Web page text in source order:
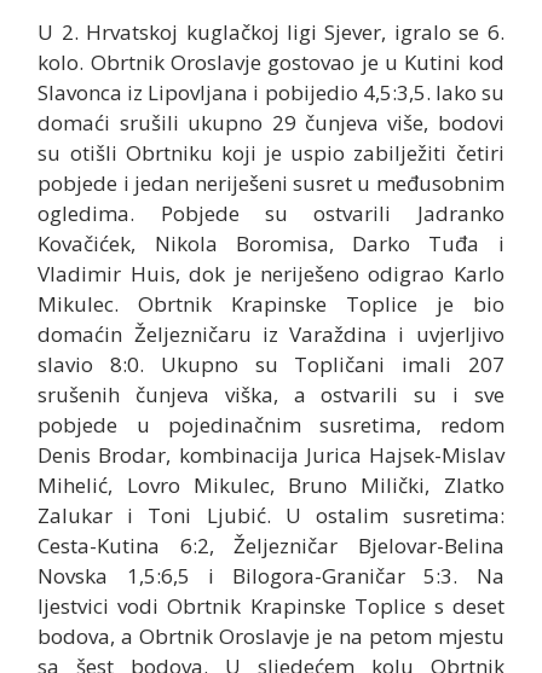
U 2. Hrvatskoj kuglačkoj ligi Sjever, igralo se 6.
kolo. Obrtnik Oroslavje gostovao je u Kutini kod
Slavonca iz Lipovljana i pobijedio 4,5:3,5. Iako su
domaći srušili ukupno 29 čunjeva više, bodovi
su otišli Obrtniku koji je uspio zabilježiti četiri
pobjede i jedan neriješeni susret u međusobnim
ogledima. Pobjede su ostvarili Jadranko
Kovačićek, Nikola Boromisa, Darko Tuđa i
Vladimir Huis, dok je neriješeno odigrao Karlo
Mikulec. Obrtnik Krapinske Toplice je bio
domaćin Željezničaru iz Varaždina i uvjerljivo
slavio 8:0. Ukupno su Topličani imali 207
srušenih čunjeva viška, a ostvarili su i sve
pobjede u pojedinačnim susretima, redom
Denis Brodar, kombinacija Jurica Hajsek-Mislav
Mihelić, Lovro Mikulec, Bruno Milički, Zlatko
Zalukar i Toni Ljubić. U ostalim susretima:
Cesta-Kutina 6:2, Željezničar Bjelovar-Belina
Novska 1,5:6,5 i Bilogora-Graničar 5:3. Na
ljestvici vodi Obrtnik Krapinske Toplice s deset
bodova, a Obrtnik Oroslavje je na petom mjestu
sa šest bodova. U sljedećem kolu Obrtnik